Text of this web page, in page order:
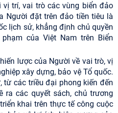
trí, vai trò các vùng biển đảo
Người đặt trên đảo tiền tiêu là
lịch sử, khẳng định chủ quyền
của Việt Nam trên Biển
lược của Người về vai trò, vị
xây dựng, bảo vệ Tổ quốc.
từ các triều đại phong kiến đến
các quyết sách, chủ trương
khai trên thực tế công cuộc